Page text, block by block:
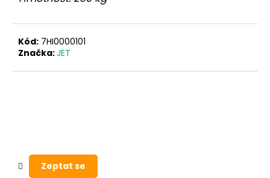
Kód: 7HI0000101
Značka:JET
Zeptat se